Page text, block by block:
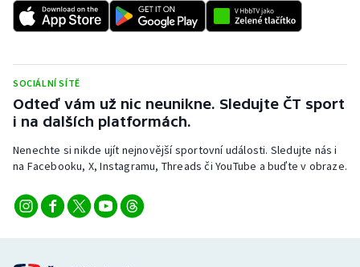
SOCIÁLNÍ SÍTĚ
Odteď vám už nic neunikne. Sledujte ČT sport
i na dalších platformách.
Nenechte si nikde ujít nejnovější sportovní události. Sledujte nás i
na Facebooku, X, Instagramu, Threads či YouTube a buďte v obraze.